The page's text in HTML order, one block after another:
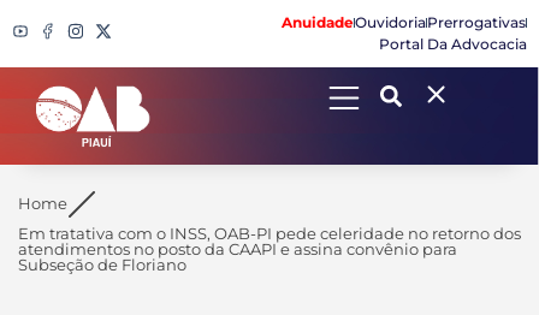
AnuidadeOuvidoriaPrerrogativas
Portal Da Advocacia
Search
Home
Em tratativa com o INSS, OAB-PI pede celeridade no retorno dos
atendimentos no posto da CAAPI e assina convênio para
Subseção de Floriano